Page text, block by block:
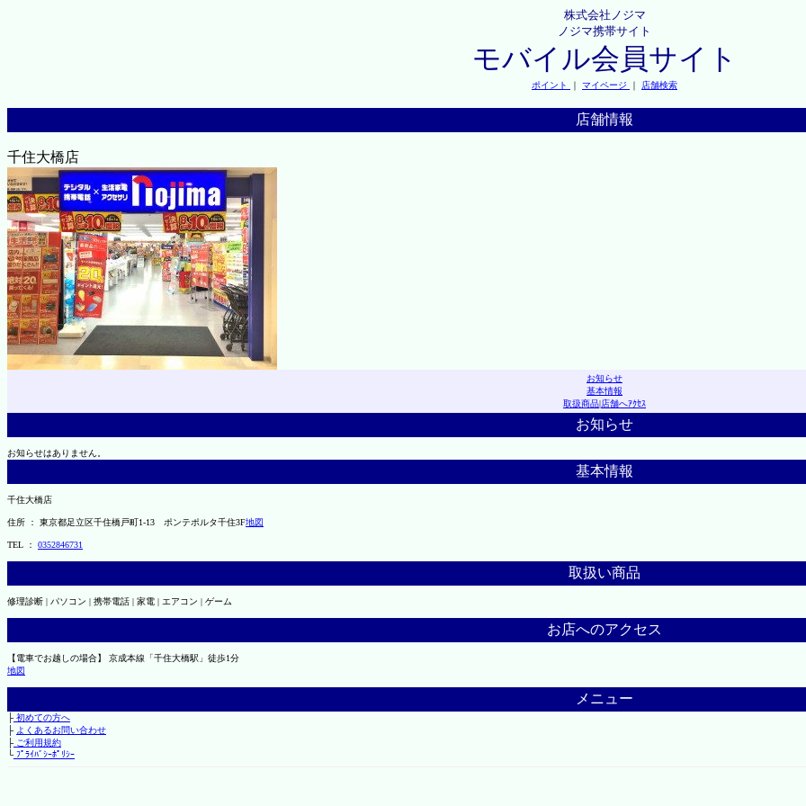
株式会社ノジマ
ノジマ携帯サイト
モバイル会員サイト
ポイント ｜ マイページ ｜ 店舗検索
店舗情報
千住大橋店
お知らせ
基本情報
取扱商品|店舗へｱｸｾｽ
お知らせ
お知らせはありません。
基本情報
千住大橋店
住所 ： 東京都足立区千住橋戸町1-13 ポンテポルタ千住3F地図
TEL ： 0352846731
取扱い商品
修理診断 | パソコン | 携帯電話 | 家電 | エアコン | ゲーム
お店へのアクセス
【電車でお越しの場合】 京成本線「千住大橋駅」徒歩1分
地図
メニュー
├初めての方へ
├ よくあるお問い合わせ
├ご利用規約
└ﾌﾟﾗｲﾊﾞｼｰﾎﾟﾘｼｰ